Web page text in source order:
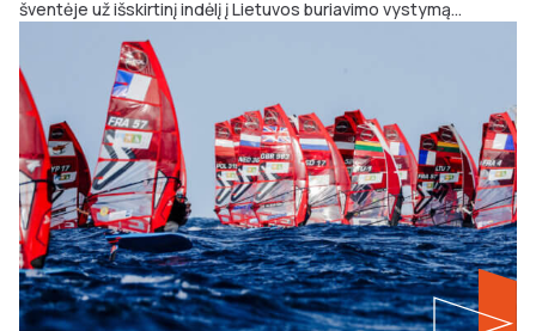
šventėje už išskirtinį indėlį į Lietuvos buriavimo vystymą...